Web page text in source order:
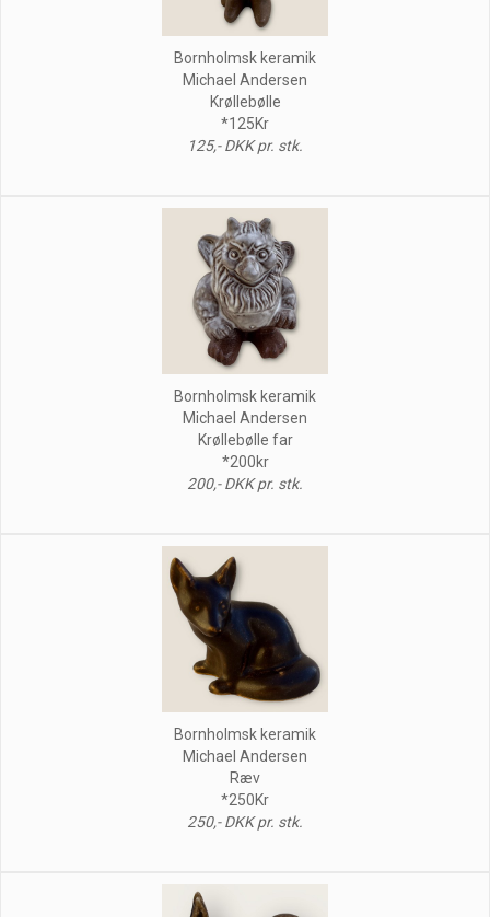
Bornholmsk keramik
Michael Andersen
Krøllebølle
*125Kr
125,- DKK pr. stk.
Bornholmsk keramik
Michael Andersen
Krøllebølle far
*200kr
200,- DKK pr. stk.
Bornholmsk keramik
Michael Andersen
Ræv
*250Kr
250,- DKK pr. stk.